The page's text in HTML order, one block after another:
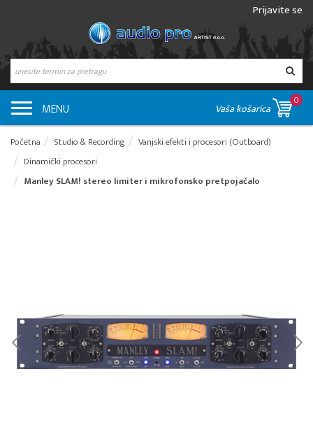
Prijavite se
MENU Vaša košarica
0
Početna Studio & Recording
Vanjski efekti i procesori (Outboard)
Dinamički procesori
Manley SLAM! stereo limiter i mikrofonsko pretpojačalo